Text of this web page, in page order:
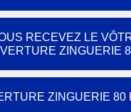
RECEVEZ LE
ZINGUERIE
ZINGUERIE